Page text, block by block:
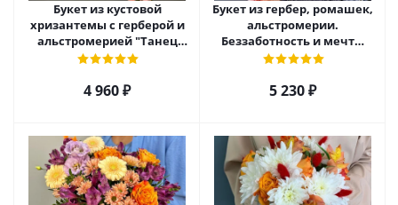
Букет из кустовой
хризантемы с герберой и
альстромерией "Танец
бабочек" арт. 5490
4 960₽
Букет из гербер, ромашек,
альстромерии.
Беззаботность и мечты
арт. 36298
5 230₽